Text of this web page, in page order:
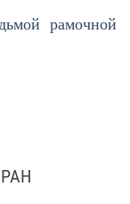
рамочной